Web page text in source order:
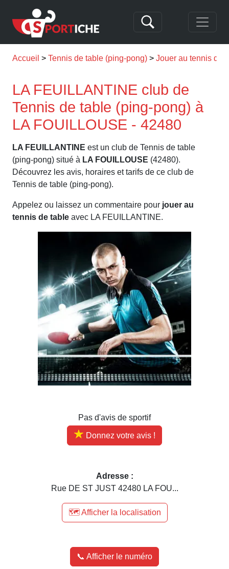
Accueil Tennis de table (ping-pong) Jouer au tennis de
LA FEUILLANTINE club de
Tennis de table (ping-pong) à
LA FOUILLOUSE - 42480
LA FEUILLANTINE est un club de Tennis de table
(ping-pong) situé à LA FOUILLOUSE (42480).
Découvrez les avis, horaires et tarifs de ce club de
Tennis de table (ping-pong).
Appelez ou laissez un commentaire pour jouer au
tennis de table avec LA FEUILLANTINE.
Pas d'avis de sportif
Donnez votre avis !
Adresse :
Rue DE ST JUST 42480 LA FOU...
🗺️ Afficher la localisation
📞 Afficher le numéro